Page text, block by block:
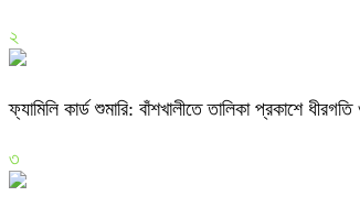
২
ফ্যামিলি কার্ড শুমারি: বাঁশখালীতে তালিকা প্রকাশে
৩